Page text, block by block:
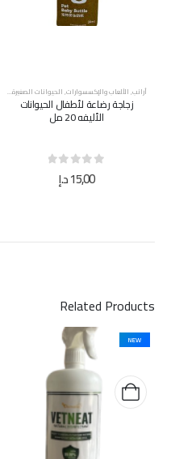
أرانب,الألعاب والإكسسوارات,الحيوانات الصغيرة,قطط
زجاجة رضاعة لأطفال الحيوانات
الأليفه 20 مل
out of 5
15,00د.إ
Related Products
NEW